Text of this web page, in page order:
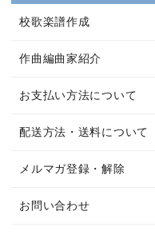
校歌楽譜作成
作曲編曲家紹介
お支払い方法について
配送方法・送料について
メルマガ登録・解除
お問い合わせ